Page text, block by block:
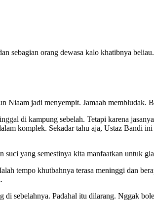
sebagian orang dewasa kalo khatibnya
Niaam jadi menyempit. Jamaah membludak.
di kampung sebelah. Tetapi karena
komplek. Sekadar tahu aja, Ustaz Bandi
yang semestinya kita manfaatkan untuk
tempo khutbahnya terasa meninggi dan
sebelahnya. Padahal itu dilarang. Nggak